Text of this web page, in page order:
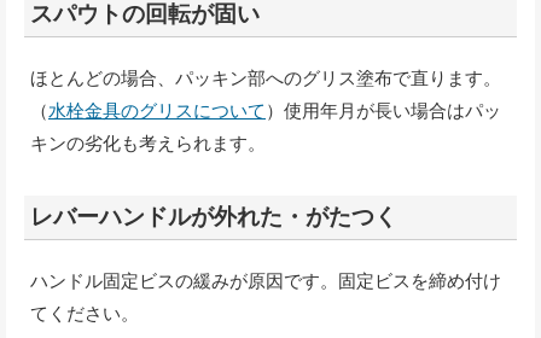
スパウトの回転が固い
ほとんどの場合、パッキン部へのグリス塗布で直ります。
（水栓金具のグリスについて ）使用年月が長い場合はパッ
キンの劣化も考えられます。
レバーハンドルが外れた・がたつく
ハンドル固定ビスの緩みが原因です。固定ビスを締め付け
てください。